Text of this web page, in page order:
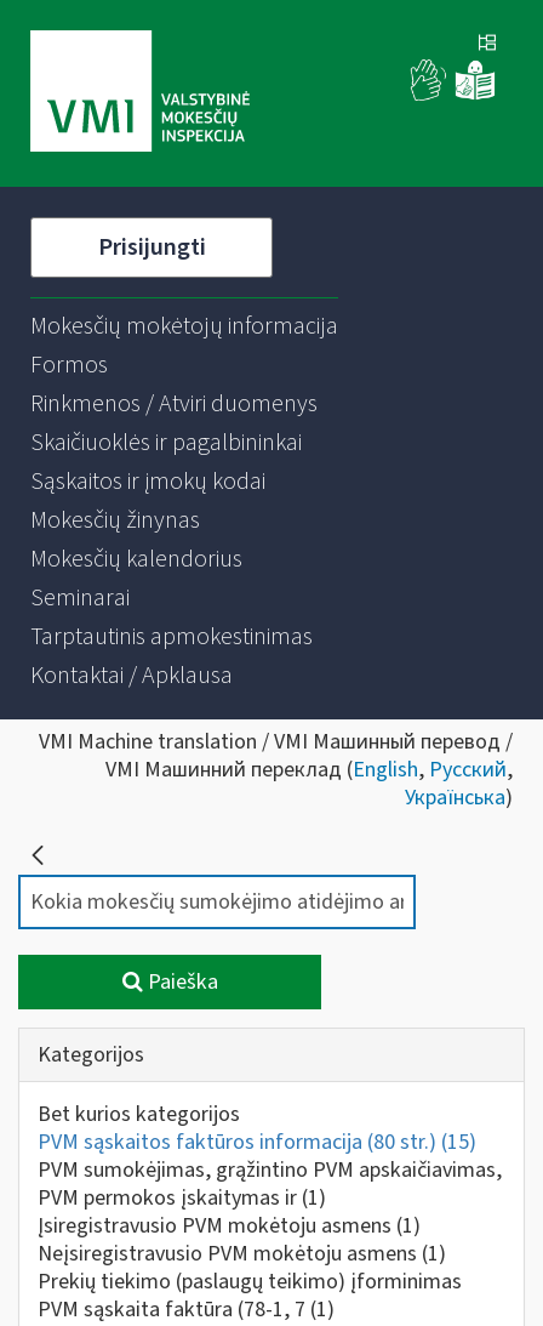
Prisijungti
Mokesčių mokėtojų informacija
Formos
Rinkmenos / Atviri duomenys
Skaičiuoklės ir pagalbininkai
Sąskaitos ir įmokų kodai
Mokesčių žinynas
Mokesčių kalendorius
Seminarai
Tarptautinis apmokestinimas
Kontaktai / Apklausa
VMI Machine translation / VMI Машинный перевод /
VMI Машинний переклад (English, Русский,
Українська)
Paieška
Kategorijos
Bet kurios kategorijos
PVM sąskaitos faktūros informacija (80 str.) (15)
PVM sumokėjimas, grąžintino PVM apskaičiavimas,
PVM permokos įskaitymas ir (1)
Įsiregistravusio PVM mokėtoju asmens (1)
Neįsiregistravusio PVM mokėtoju asmens (1)
Prekių tiekimo (paslaugų teikimo) įforminimas
PVM sąskaita faktūra (78-1, 7 (1)